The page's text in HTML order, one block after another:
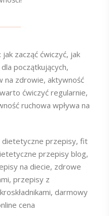
zacząć ćwiczyć, jak
początkujących,
na zdrowie, aktywność
ćwiczyć regularnie,
ruchowa wpływa na
dietetyczne przepisy, fit
przepisy blog,
na diecie, zdrowe
przepisy z
darmowy
cena